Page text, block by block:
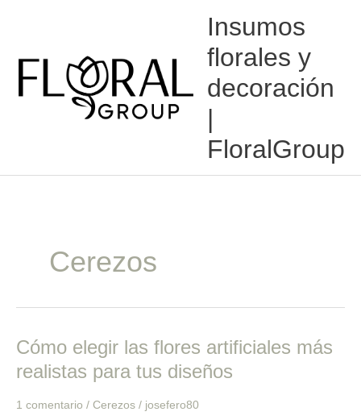
Insumos
florales y
decoración
|
FloralGroup
Cerezos
Cómo elegir las flores artificiales más
realistas para tus diseños
1 comentario / Cerezos / josefero80
Cómo
las